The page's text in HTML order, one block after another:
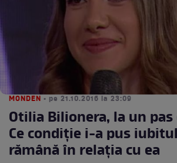
MONDEN • pe 21.10.2016 la 23:09
Otilia Bilionera, la un
Ce condiţie i-a pus
rămână în relaţia cu ea